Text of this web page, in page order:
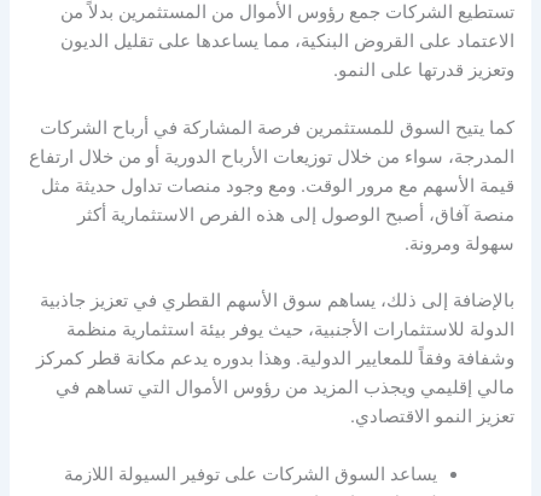
تستطيع الشركات جمع رؤوس الأموال من المستثمرين بدلاً من
الاعتماد على القروض البنكية، مما يساعدها على تقليل الديون
وتعزيز قدرتها على النمو.
كما يتيح السوق للمستثمرين فرصة المشاركة في أرباح الشركات
المدرجة، سواء من خلال توزيعات الأرباح الدورية أو من خلال ارتفاع
قيمة الأسهم مع مرور الوقت. ومع وجود منصات تداول حديثة مثل
منصة آفاق، أصبح الوصول إلى هذه الفرص الاستثمارية أكثر
سهولة ومرونة.
بالإضافة إلى ذلك، يساهم سوق الأسهم القطري في تعزيز جاذبية
الدولة للاستثمارات الأجنبية، حيث يوفر بيئة استثمارية منظمة
وشفافة وفقاً للمعايير الدولية. وهذا بدوره يدعم مكانة قطر كمركز
مالي إقليمي ويجذب المزيد من رؤوس الأموال التي تساهم في
تعزيز النمو الاقتصادي.
يساعد السوق الشركات على توفير السيولة اللازمة